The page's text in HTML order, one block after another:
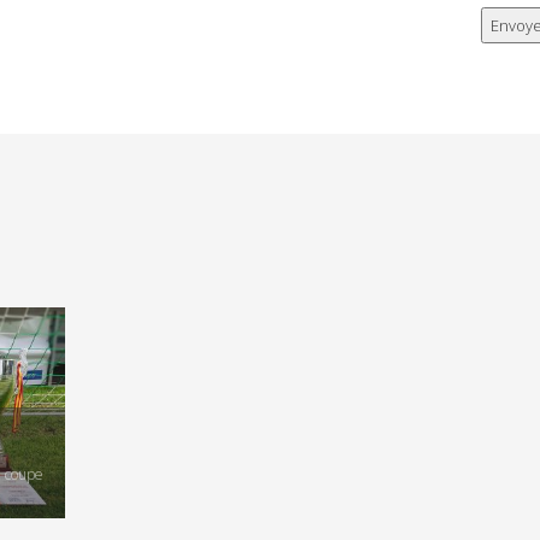
coupe